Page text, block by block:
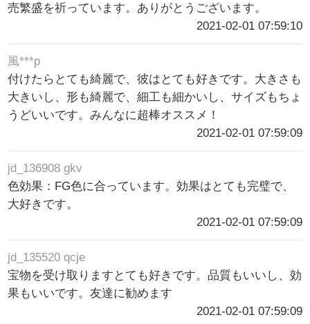
売繁盛を祈っています。ありがとうございます。
2021-02-01 07:59:10
風***p
付けたらとても綺麗で、彼はとても好きです。大きさも
大きいし、形も綺麗で、細工も細かいし、サイズもちょ
うどいいです。みんなに超棒オススメ！
2021-02-01 07:59:09
jd_136908 gkv
色効果：FG色に合っています。効果はとても完璧で、
大好きです。
2021-02-01 07:59:09
jd_135520 qcje
宝物を受け取りますとても好きです。品質もいいし、効
果もいいです。友達に勧めます
2021-02-01 07:59:09